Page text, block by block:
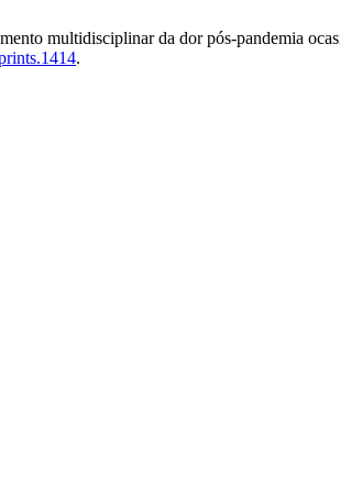
multidisciplinar da dor pós-pandemia
.